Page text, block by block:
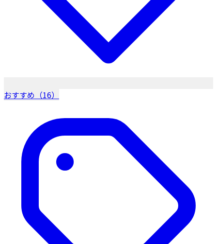
おすすめ（16）